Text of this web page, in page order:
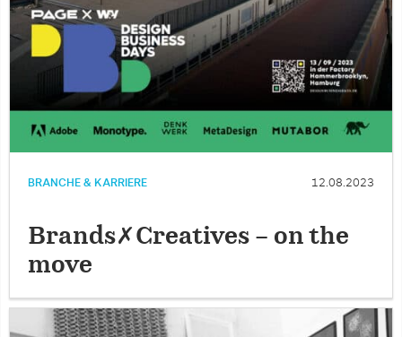
BRANCHE & KARRIERE 12.08.2023
Brands✗Creatives – on the
move